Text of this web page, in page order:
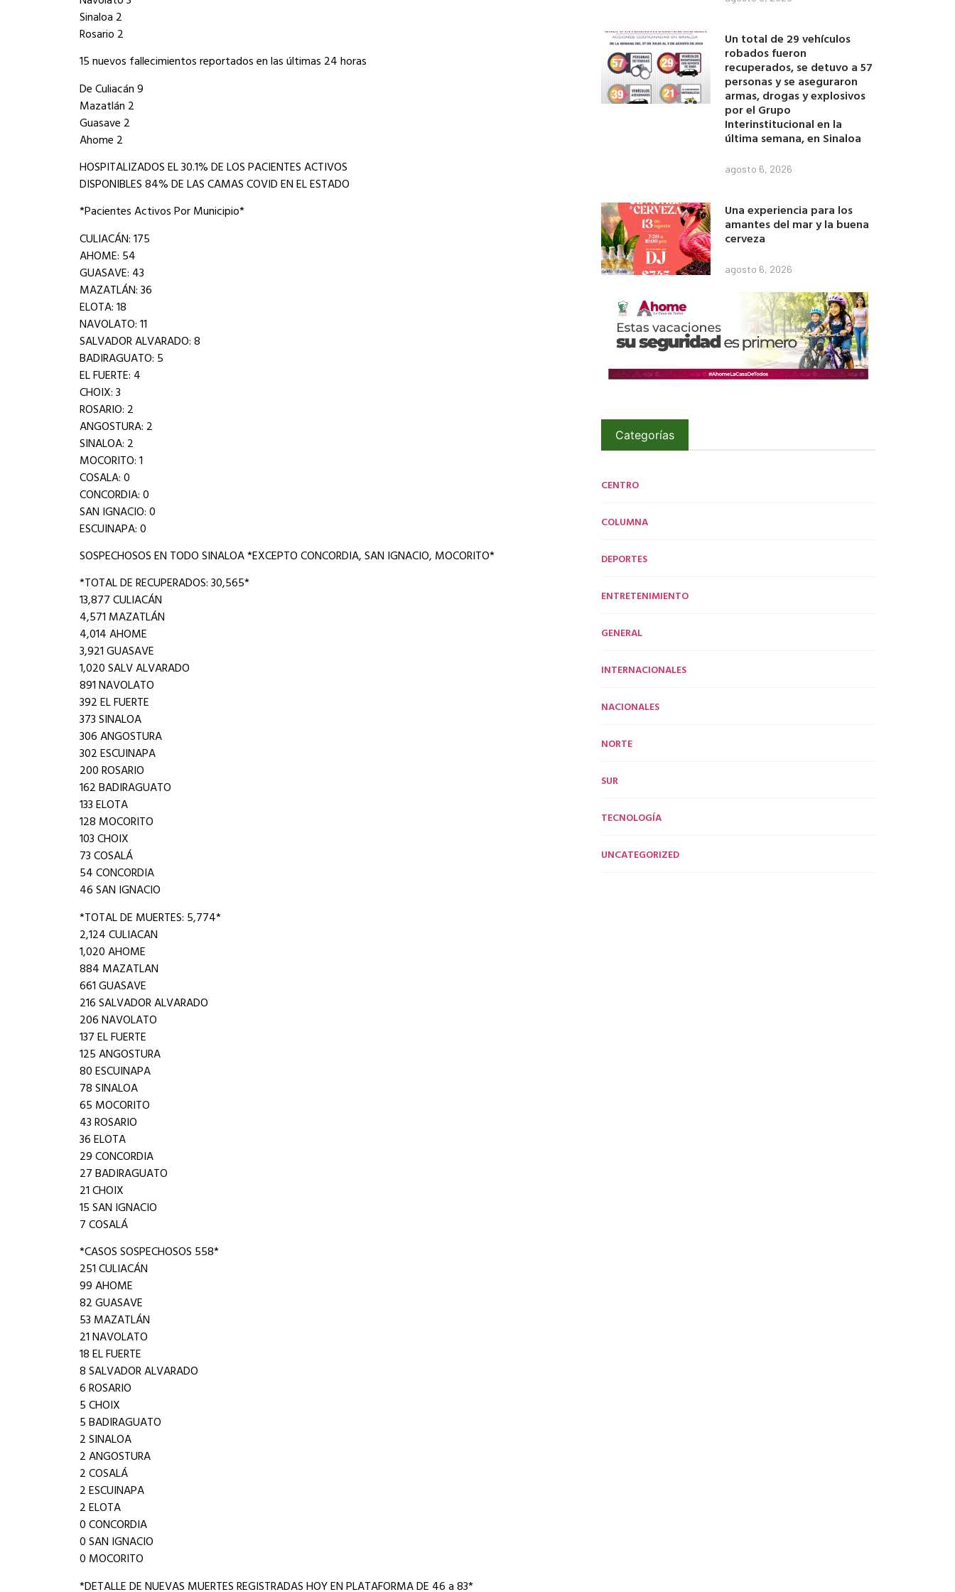
Sinaloa 2
Rosario 2
15 nuevos fallecimientos reportados en las últimas 24 horas
De Culiacán 9
Mazatlán 2
Guasave 2
Ahome 2
HOSPITALIZADOS EL 30.1% DE LOS PACIENTES ACTIVOS
DISPONIBLES 84% DE LAS CAMAS COVID EN EL ESTADO
*Pacientes Activos Por Municipio*
CULIACÁN: 175
AHOME: 54
GUASAVE: 43
MAZATLÁN: 36
ELOTA: 18
NAVOLATO: 11
SALVADOR ALVARADO: 8
BADIRAGUATO: 5
EL FUERTE: 4
CHOIX: 3
ROSARIO: 2
ANGOSTURA: 2
SINALOA: 2
MOCORITO: 1
COSALA: 0
CONCORDIA: 0
SAN IGNACIO: 0
ESCUINAPA: 0
SOSPECHOSOS EN TODO SINALOA *EXCEPTO CONCORDIA, SAN IGNACIO, MOCORITO*
*TOTAL DE RECUPERADOS: 30,565*
13,877 CULIACÁN
4,571 MAZATLÁN
4,014 AHOME
3,921 GUASAVE
1,020 SALV ALVARADO
891 NAVOLATO
392 EL FUERTE
373 SINALOA
306 ANGOSTURA
302 ESCUINAPA
200 ROSARIO
162 BADIRAGUATO
133 ELOTA
128 MOCORITO
103 CHOIX
73 COSALÁ
54 CONCORDIA
46 SAN IGNACIO
*TOTAL DE MUERTES: 5,774*
2,124 CULIACAN
1,020 AHOME
884 MAZATLAN
661 GUASAVE
216 SALVADOR ALVARADO
206 NAVOLATO
137 EL FUERTE
125 ANGOSTURA
80 ESCUINAPA
78 SINALOA
65 MOCORITO
43 ROSARIO
36 ELOTA
29 CONCORDIA
27 BADIRAGUATO
21 CHOIX
15 SAN IGNACIO
7 COSALÁ
*CASOS SOSPECHOSOS 558*
251 CULIACÁN
99 AHOME
82 GUASAVE
53 MAZATLÁN
21 NAVOLATO
18 EL FUERTE
8 SALVADOR ALVARADO
6 ROSARIO
5 CHOIX
5 BADIRAGUATO
2 SINALOA
2 ANGOSTURA
2 COSALÁ
2 ESCUINAPA
2 ELOTA
0 CONCORDIA
0 SAN IGNACIO
0 MOCORITO
*DETALLE DE NUEVAS MUERTES REGISTRADAS HOY EN PLATAFORMA DE 46 a 83*
Un total de 29 vehículos
robados fueron
recuperados, se detuvo a 57
personas y se aseguraron
armas, drogas y explosivos
por el Grupo
Interinstitucional en la
última semana, en Sinaloa
agosto 6, 2026
Una experiencia para los
amantes del mar y la buena
cerveza
agosto 6, 2026
Categorías
CENTRO
COLUMNA
DEPORTES
ENTRETENIMIENTO
GENERAL
INTERNACIONALES
NACIONALES
NORTE
SUR
TECNOLOGÍA
UNCATEGORIZED